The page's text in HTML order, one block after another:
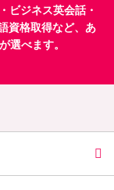
ビジネス英会話・
資格取得など、あ
選べます。